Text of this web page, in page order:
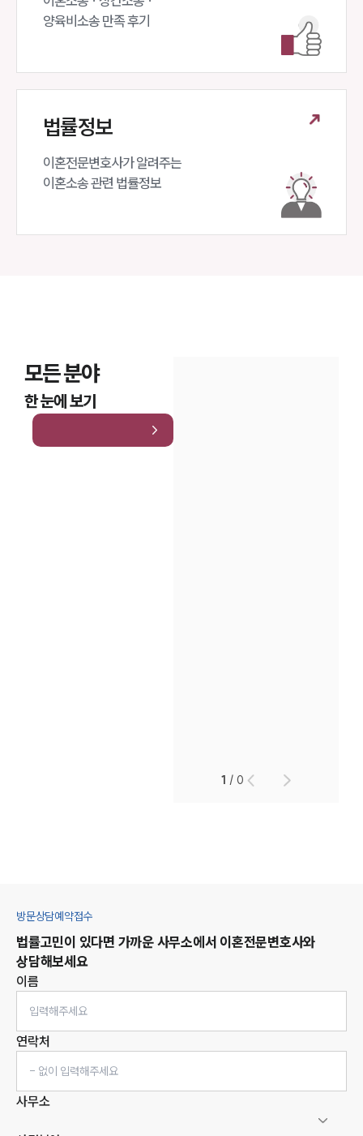
양육비소송 만족 후기
법률정보
이혼전문변호사가 알려주는
이혼소송 관련 법률정보
모든 분야
한 눈에 보기
1 /0
방문상담예약접수
법률고민이 있다면 가까운 사무소에서 이혼전문변호사와
상담해보세요
이름
연락처
사무소